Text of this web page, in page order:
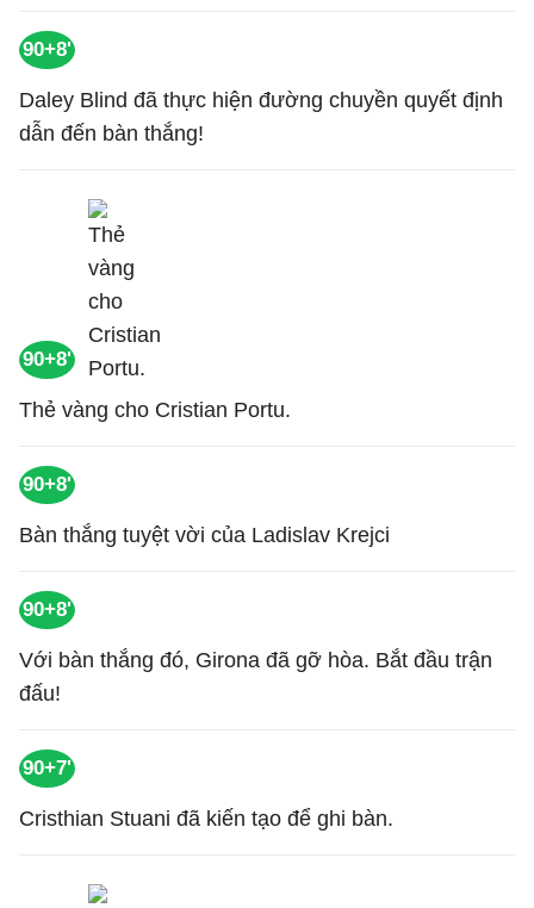
90+8'
Daley Blind đã thực hiện đường chuyền quyết định
dẫn đến bàn thắng!
90+8'
Thẻ vàng cho Cristian Portu.
90+8'
Bàn thắng tuyệt vời của Ladislav Krejci
90+8'
Với bàn thắng đó, Girona đã gỡ hòa. Bắt đầu trận
đấu!
90+7'
Cristhian Stuani đã kiến tạo để ghi bàn.